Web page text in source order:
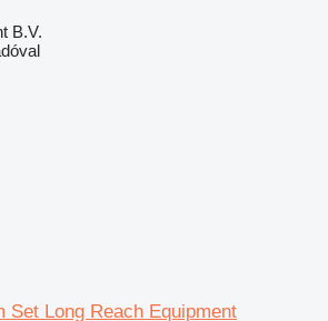
B.V.
Set Long Reach Equipment